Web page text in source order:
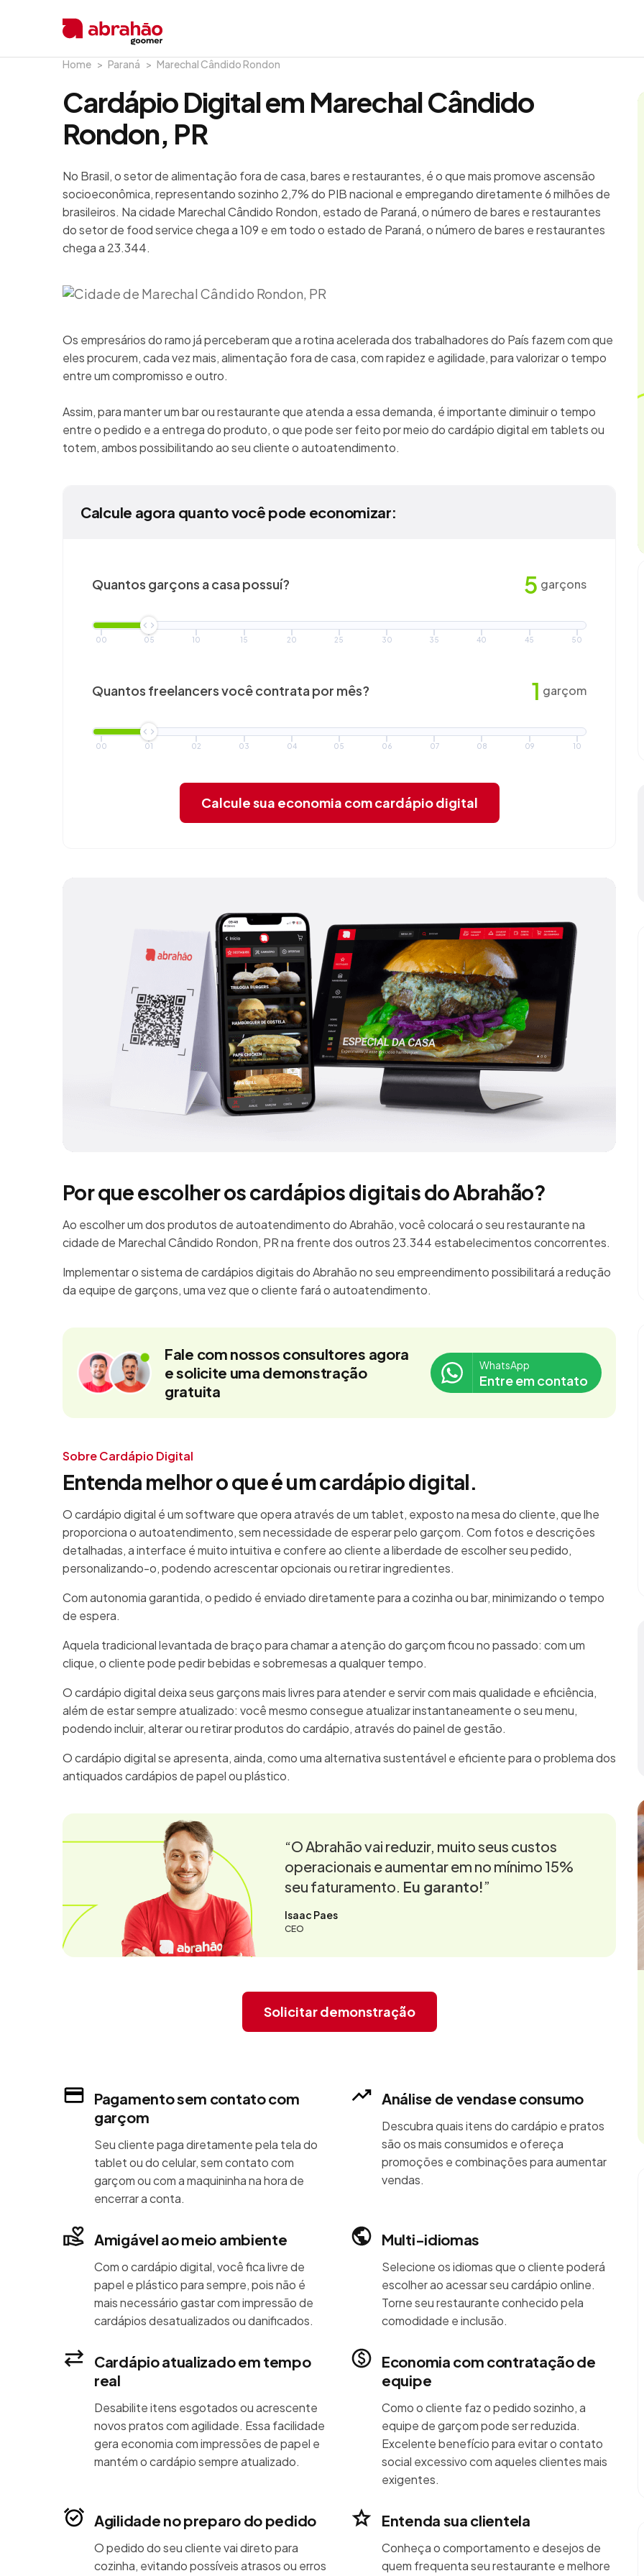
Home Paraná Marechal Cândido Rondon
Cardápio Digital em Marechal Cândido
Rondon, PR
No Brasil, o setor de alimentação fora de casa, bares e restaurantes, é o que mais promove ascensão
socioeconômica, representando sozinho 2,7% do PIB nacional e empregando diretamente 6 milhões de
brasileiros. Na cidade Marechal Cândido Rondon, estado de Paraná, o número de bares e restaurantes
do setor de food service chega a 109 e em todo o estado de Paraná, o número de bares e restaurantes
chega a 23.344.
Os empresários do ramo já perceberam que a rotina acelerada dos trabalhadores do País fazem com que
eles procurem, cada vez mais, alimentação fora de casa, com rapidez e agilidade, para valorizar o tempo
entre um compromisso e outro.
Assim, para manter um bar ou restaurante que atenda a essa demanda, é importante diminuir o tempo
entre o pedido e a entrega do produto, o que pode ser feito por meio do cardápio digital em tablets ou
totem, ambos possibilitando ao seu cliente o autoatendimento.
Calcule agora quanto você pode economizar:
Quantos garçons a casa possuí? 5 garçons
00 05 10 15 20 25 30 35 40 45 50
Quantos freelancers vocêcontrata por mês? 1 garçom
00 01 02 03 04 05 06 07 08 09 10
Calcule sua economia com cardápio digital
Por que escolher os cardápios digitais do Abrahão?
Ao escolher um dos produtos de autoatendimento do Abrahão, você colocará o seu restaurante na
cidade de Marechal Cândido Rondon, PR na frente dos outros 23.344 estabelecimentos concorrentes.
Implementar o sistema de cardápios digitais do Abrahão no seu empreendimento possibilitará a redução
da equipe de garçons, uma vez que o cliente fará o autoatendimento.
Fale com nossos consultores agora
e solicite uma demonstração
gratuita
WhatsApp
Entre em contato
Sobre Cardápio Digital
Entenda melhor o que é um cardápio digital.
O cardápio digital é um software que opera através de um tablet, exposto na mesa do cliente, que lhe
proporciona o autoatendimento, sem necessidade de esperar pelo garçom. Com fotos e descrições
detalhadas, a interface é muito intuitiva e confere ao cliente a liberdade de escolher seu pedido,
personalizando-o, podendo acrescentar opcionais ou retirar ingredientes.
Com autonomia garantida, o pedido é enviado diretamente para a cozinha ou bar, minimizando o tempo
de espera.
Aquela tradicional levantada de braço para chamar a atenção do garçom ficou no passado: com um
clique, o cliente pode pedir bebidas e sobremesas a qualquer tempo.
O cardápio digital deixa seus garçons mais livres para atender e servir com mais qualidade e eficiência,
além de estar sempre atualizado: você mesmo consegue atualizar instantaneamente o seu menu,
podendo incluir, alterar ou retirar produtos do cardápio, através do painel de gestão.
O cardápio digital se apresenta, ainda, como uma alternativa sustentável e eficiente para o problema dos
antiquados cardápios de papel ou plástico.
“O Abrahão vai reduzir, muito seus custos
operacionais e aumentar em no mínimo 15%
seu faturamento. Eu garanto!”
Isaac Paes
CEO
Solicitar demonstração
Pagamento sem contato com
garçom
Seu cliente paga diretamente pela tela do
tablet ou do celular, sem contato com
garçom ou com a maquininha na hora de
encerrar a conta.
Análise de vendase consumo
Descubra quais itens do cardápio e pratos
são os mais consumidos e ofereça
promoções e combinações para aumentar
vendas.
Amigável ao meio ambiente
Com o cardápio digital, você fica livre de
papel e plástico para sempre, pois não é
mais necessário gastar com impressão de
cardápios desatualizados ou danificados.
Multi-idiomas
Selecione os idiomas que o cliente poderá
escolher ao acessar seu cardápio online.
Torne seu restaurante conhecido pela
comodidade e inclusão.
Cardápio atualizado em tempo
real
Desabilite itens esgotados ou acrescente
novos pratos com agilidade. Essa facilidade
gera economia com impressões de papel e
mantém o cardápio sempre atualizado.
Economia com contratação de
equipe
Como o cliente faz o pedido sozinho, a
equipe de garçom pode ser reduzida.
Excelente benefício para evitar o contato
social excessivo com aqueles clientes mais
exigentes.
Agilidade no preparo do pedido
O pedido do seu cliente vai direto para
cozinha, evitando possíveis atrasos ou erros
Entenda sua clientela
Conheça o comportamento e desejos de
quem frequenta seu restaurante e melhore